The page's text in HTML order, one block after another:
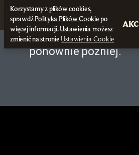
Korzystamy z plików cookies,
sprawdźPolityka Plików Cookiepo
więcej informacji. Ustawienia możesz
zmienić na stronie Ustawienia Cookie